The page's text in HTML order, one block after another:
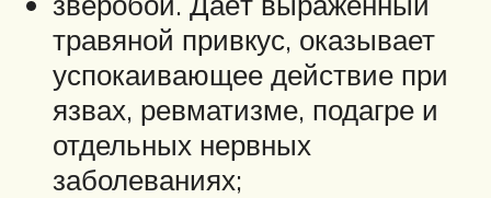
травяной привкус, оказывает
успокаивающее действие при
язвах, ревматизме, подагре и
отдельных нервных
заболеваниях;